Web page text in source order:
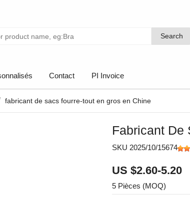
Search
Search
Contact PI Invoice
fabricant de sacs fourre-tout en gros en Chine
Fabricant De
SKU 2025/10/15674
US $2.60-5.20
5 Pièces (MOQ)